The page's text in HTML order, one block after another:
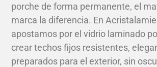
porche de forma permanente, el
marca la diferencia. En
apostamos por el vidrio laminado
crear techos fijos resistentes,
preparados para el exterior, sin